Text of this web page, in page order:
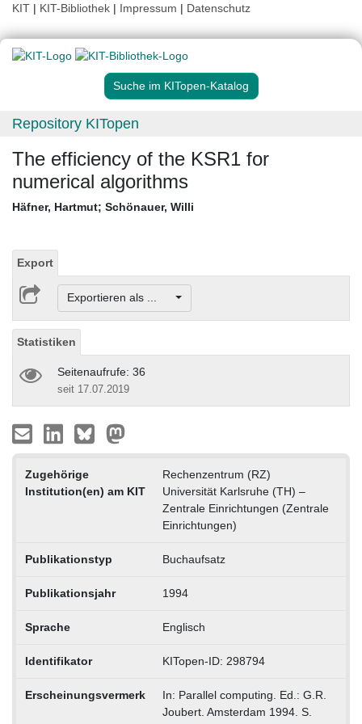
KIT | KIT-Bibliothek | Impressum | Datenschutz
Suche im KITopen-Katalog
Repository KITopen
The efficiency of the KSR1 for
numerical algorithms
Häfner, Hartmut; Schönauer, Willi
Export
Exportieren als ...
Statistiken
Seitenaufrufe: 36
seit 17.07.2019
Zugehörige
Institution(en) am KIT
Rechenzentrum (RZ)
Universität Karlsruhe (TH) –
Zentrale Einrichtungen (Zentrale
Einrichtungen)
Publikationstyp Buchaufsatz
Publikationsjahr 1994
Sprache Englisch
Identifikator KITopen-ID: 298794
Erscheinungsvermerk
In: Parallel computing. Ed.: G.R.
Joubert. Amsterdam 1994. S.